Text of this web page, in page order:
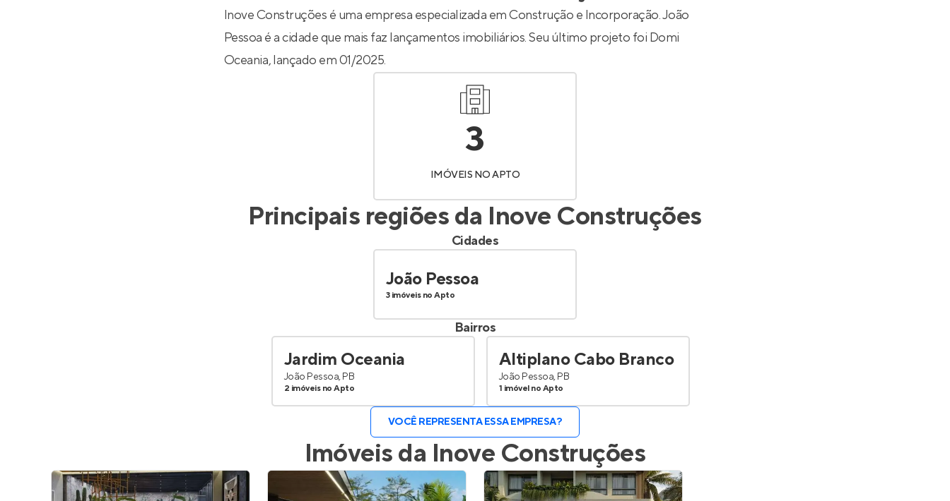
Entrar no Apto
Inove Construções é uma empresa especializada em Construção e Incorporação. João
Pessoa é a cidade que mais faz lançamentos imobiliários. Seu último projeto foi Domi
Oceania, lançado em 01/2025.
3
IMÓVEIS NO APTO
Principais regiões da Inove Construções
Cidades
João Pessoa
3 imóveis no Apto
Bairros
Jardim Oceania
João Pessoa, PB
2 imóveis no Apto
Altiplano Cabo Branco
João Pessoa, PB
1 imóvel no Apto
VOCÊ REPRESENTA ESSA EMPRESA?
Imóveis da Inove Construções